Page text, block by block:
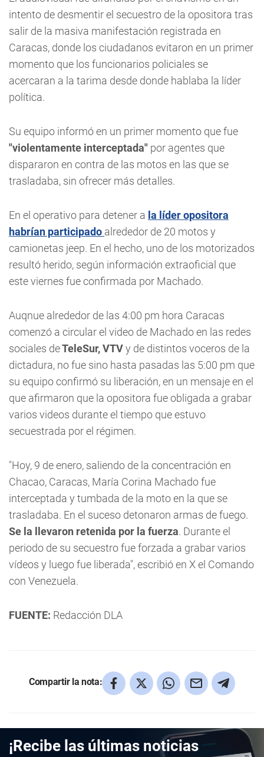
intento de desmentir el secuestro de la opositora tras
salir de la masiva manifestación registrada en
Caracas, donde los ciudadanos evitaron en un primer
momento que los funcionarios policiales se
acercaran a la tarima desde donde hablaba la líder
política.
Su equipo informó en un primer momento que fue
"violentamente interceptada" por agentes que
dispararon en contra de las motos en las que se
trasladaba, sin ofrecer más detalles.
En el operativo para detener a la líder opositora
habrían participado alrededor de 20 motos y
camionetas jeep. En el hecho, uno de los motorizados
resultó herido, según información extraoficial que
este viernes fue confirmada por Machado.
Auqnue alrededor de las 4:00 pm hora Caracas
comenzó a circular el video de Machado en las redes
sociales deTeleSur, VTVy de distintos voceros de la
dictadura, no fue sino hasta pasadas las 5:00 pm que
su equipo confirmó su liberación, en un mensaje en el
que afirmaron que la opositora fue obligada a grabar
varios videos durante el tiempo que estuvo
secuestrada por el régimen.
"Hoy, 9 de enero, saliendo de la concentración en
Chacao, Caracas, María Corina Machado fue
interceptada y tumbada de la moto en la que se
trasladaba. En el suceso detonaron armas de fuego.
Se la llevaron retenida por la fuerza. Durante el
periodo de su secuestro fue forzada a grabar varios
vídeos y luego fue liberada", escribió en X el Comando
con Venezuela.
FUENTE: Redacción DLA
Compartir la nota:
¡Recibe las últimas noticias